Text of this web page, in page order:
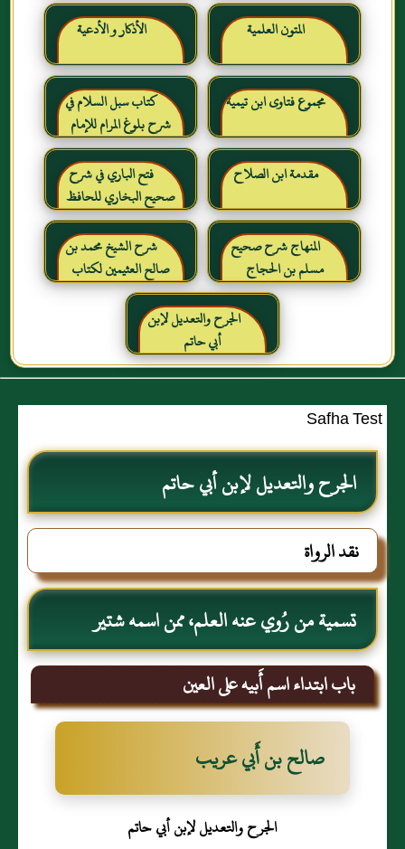
المتون العلمية الأذكار و الأدعية
مجموع فتاوى ابن تيمية
كتاب سبل السلام في
شرح بلوغ المرام للإمام
الصنعاني رحمه الله
مقدمة ابن الصلاح
فتح الباري في شرح
صحيح البخاري للحافظ
ابن حجر العسقلاني
المنهاج شرح صحيح
مسلم بن الحجاج
شرح الشيخ محمد بن
صالح العثيمين لكتاب
رياض الصالحين للإمام
النووي رحمهم الله تعالىالجرح والتعديل لإبن
أبي حاتم
Safha Test
الجرح والتعديل لإبن أبي حاتم
نقد الرواة
تسمية من رُوي عنه العلم، ممن اسمه شتير
باب ابتداء اسم أَبيه على العين
صالح بن أَبي عريب
الجرح والتعديل لإبن أبي حاتم